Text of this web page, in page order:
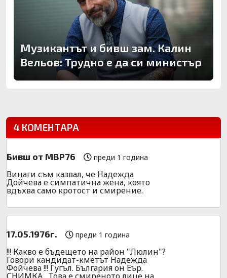
Музикантът и бивш зам. Калин
Вельов: Трудно е да си министър
4 КОМЕНТАРА
Бивш от МВР76 преди 1 година
Винаги съм казвал, че Надежда
Дойчева е симпатична жена, която
вдъхва само кротост и смирение.
17.05.1976г. преди 1 година
!!! Какво е бъдещето на район "Люлин"?
Говори кандидат-кметът Надежда
Фойчева !!! Гугъл. България он Еър.